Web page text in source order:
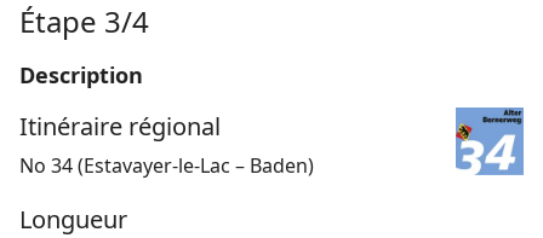
Étape 3/4
Description
Itinéraire régional
No 34 (Estavayer-le-Lac – Baden)
Longueur